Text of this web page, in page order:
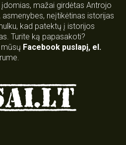
mažai girdėtas Antrojo
neįtikėtinas istorijas
kad patektų į istorijos
Turite ką papasakoti?
Facebook puslapį, el.